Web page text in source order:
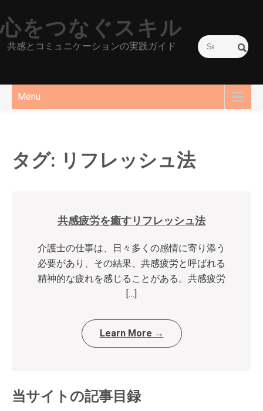
to
content
心をつなぐスキル
共感とコミュニケーションの実践ガイド
Menu
タグ: リフレッシュ法
共感疲労を癒すリフレッシュ法
介護士の仕事は、日々多くの感情に寄り添う
必要があり、その結果、共感疲労と呼ばれる
精神的な疲れを感じることがある。共感疲労
[…]
Learn More →
当サイトの記事目録